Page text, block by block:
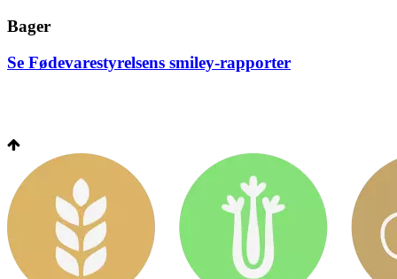
Bager
Se Fødevarestyrelsens smiley-rapporter